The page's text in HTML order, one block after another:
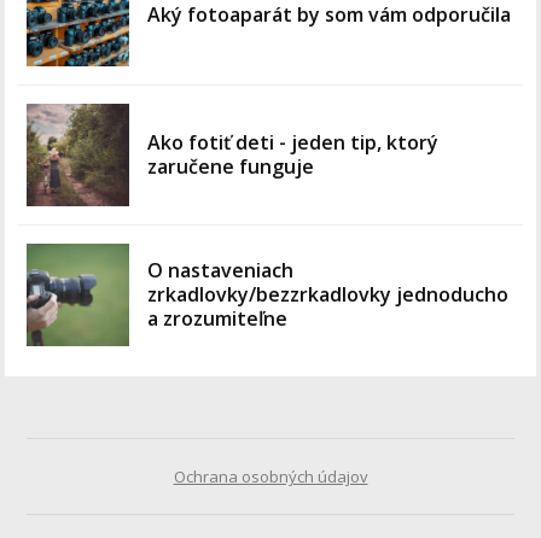
Aký fotoaparát by som vám odporučila
Ako fotiť deti - jeden tip, ktorý
zaručene funguje
O nastaveniach
zrkadlovky/bezzrkadlovky jednoducho
a zrozumiteľne
Ochrana osobných údajov